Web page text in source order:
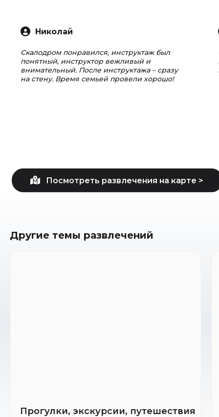
Николай
Скалодром понравился, инструктаж был
понятный, инструктор вежливый и
внимательный. После инструктажа – сразу
на стену. Время семьей провели хорошо!
Другие темы развлечений
Прогулки, экскурсии, путешествия